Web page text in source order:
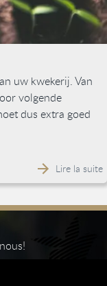
uw kwekerij. Van
volgende
dus extra goed
Lire la suite